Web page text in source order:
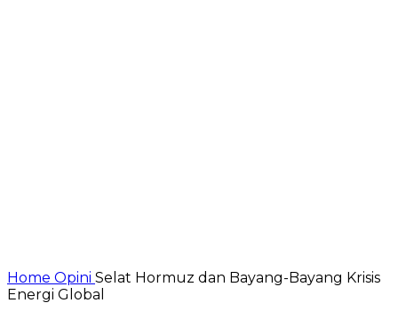
Home Opini Selat Hormuz dan Bayang-Bayang Krisis
Energi Global